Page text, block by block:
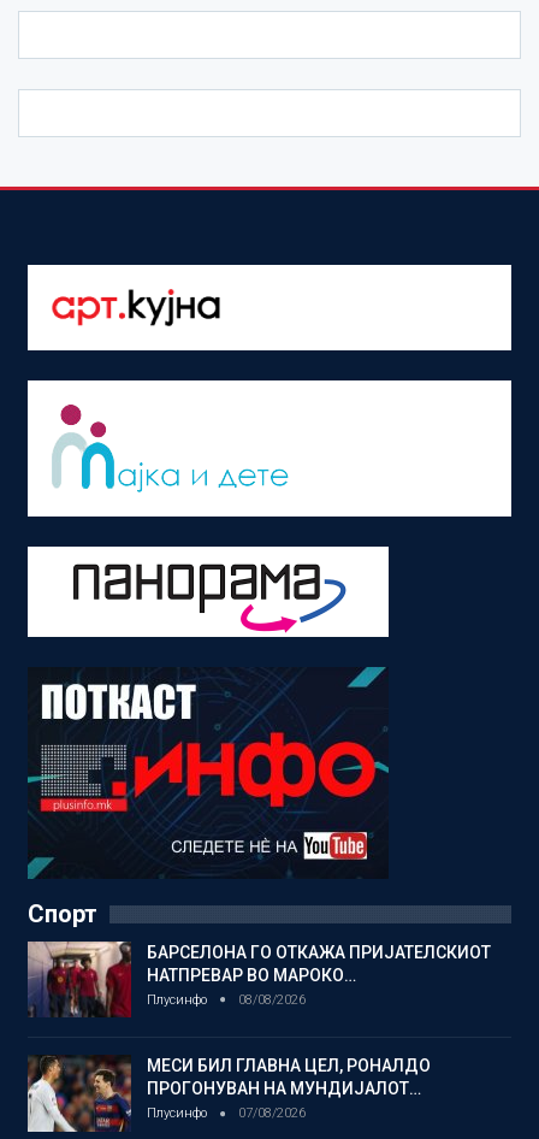
Спорт
БАРСЕЛОНА ГО ОТКАЖА ПРИЈАТЕЛСКИОТ
НАТПРЕВАР ВО МАРОКО…
Плусинфо 08/08/2026
МЕСИ БИЛ ГЛАВНА ЦЕЛ, РОНАЛДО
ПРОГОНУВАН НА МУНДИЈАЛОТ…
Плусинфо 07/08/2026